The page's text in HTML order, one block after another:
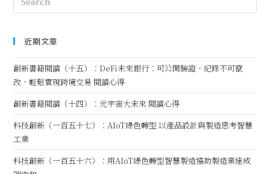
近期文章
創新書籍閱讀（十五）：DeFi未來銀行：可公開驗證、紀錄不可竄
改，輕鬆實現跨境交易 閱讀心得
創新書籍閱讀（十四）：元宇宙大未來 閱讀心得
科技創新（一百五十七）：AIoT綠色轉型 以產品設計與製造思考智慧
工業
科技創新（一百五十六）：用AIoT綠色轉型智慧製造協助製造業達成